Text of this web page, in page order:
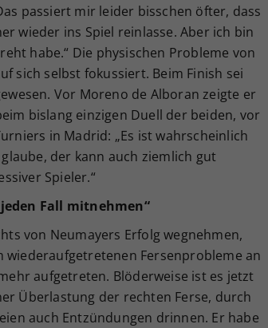
passiert mir leider bisschen öfter, dass
wieder ins Spiel reinlasse. Aber ich bin
habe.“ Die physischen Probleme von
sich selbst fokussiert. Beim Finish sei
Vor Moreno de Alboran zeigte er
bislang einzigen Duell der beiden, vor
in Madrid: „Es ist wahrscheinlich
der kann auch ziemlich gut
Spieler.“
Fall mitnehmen“
von Neumayers Erfolg wegnehmen,
wiederaufgetretenen Fersenprobleme an
aufgetreten. Blöderweise ist es jetzt
Überlastung der rechten Ferse, durch
auch Entzündungen drinnen. Er habe